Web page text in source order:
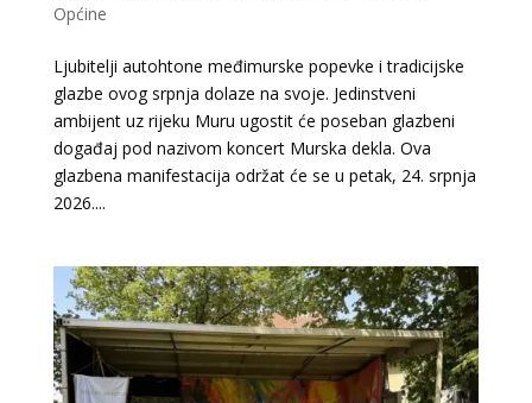
Općine
Ljubitelji autohtone međimurske popevke i tradicijske
glazbe ovog srpnja dolaze na svoje. Jedinstveni
ambijent uz rijeku Muru ugostit će poseban glazbeni
događaj pod nazivom koncert Murska dekla. Ova
glazbena manifestacija održat će se u petak, 24. srpnja
2026....